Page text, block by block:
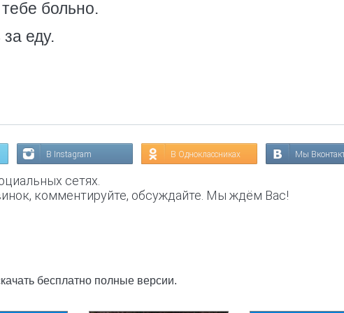
больно.
еду.
В Instagram В Одноклассниках Мы
сетях.
комментируйте, обсуждайте. Мы ждём Вас!
бесплатно полные версии.